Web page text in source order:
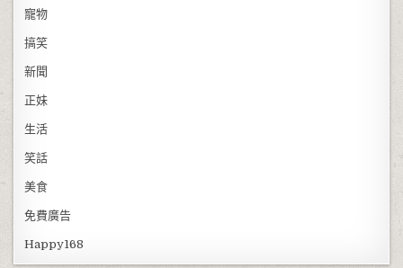
寵物
搞笑
新聞
正妹
生活
笑話
美食
免費廣告
Happy168